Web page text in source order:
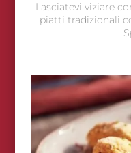
Lasciatevi viziare
piatti tradizionali